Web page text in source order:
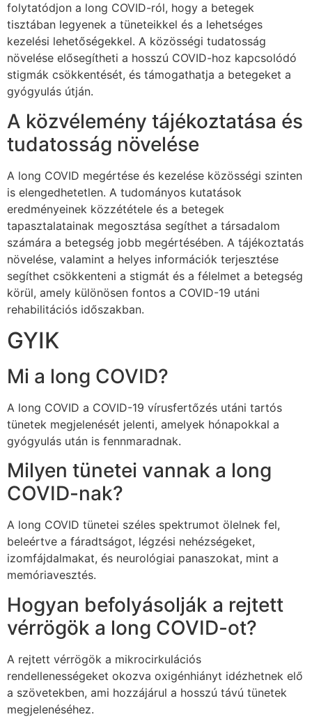
folytatódjon a long COVID-ról, hogy a betegek
tisztában legyenek a tüneteikkel és a lehetséges
kezelési lehetőségekkel. A közösségi tudatosság
növelése elősegítheti a hosszú COVID-hoz kapcsolódó
stigmák csökkentését, és támogathatja a betegeket a
gyógyulás útján.
A közvélemény tájékoztatása és
tudatosság növelése
A long COVID megértése és kezelése közösségi szinten
is elengedhetetlen. A tudományos kutatások
eredményeinek közzététele és a betegek
tapasztalatainak megosztása segíthet a társadalom
számára a betegség jobb megértésében. A tájékoztatás
növelése, valamint a helyes információk terjesztése
segíthet csökkenteni a stigmát és a félelmet a betegség
körül, amely különösen fontos a COVID-19 utáni
rehabilitációs időszakban.
GYIK
Mi a long COVID?
A long COVID a COVID-19 vírusfertőzés utáni tartós
tünetek megjelenését jelenti, amelyek hónapokkal a
gyógyulás után is fennmaradnak.
Milyen tünetei vannak a long
COVID-nak?
A long COVID tünetei széles spektrumot ölelnek fel,
beleértve a fáradtságot, légzési nehézségeket,
izomfájdalmakat, és neurológiai panaszokat, mint a
memóriavesztés.
Hogyan befolyásolják a rejtett
vérrögök a long COVID-ot?
A rejtett vérrögök a mikrocirkulációs
rendellenességeket okozva oxigénhiányt idézhetnek elő
a szövetekben, ami hozzájárul a hosszú távú tünetek
megjelenéséhez.